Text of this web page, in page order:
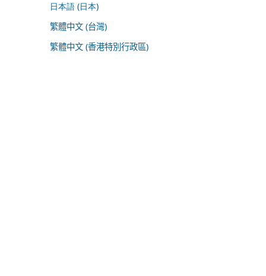
日本語 (日本)
繁體中文 (台灣)
繁體中文 (香港特別行政區)